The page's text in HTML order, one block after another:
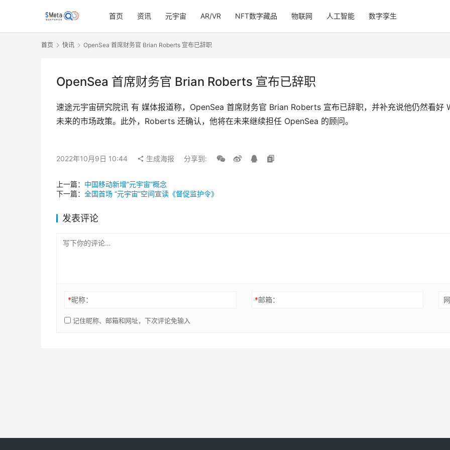
首页 资讯 元宇宙 AR/VR NFT数字藏品 物联网 人工智能 数字孪生
首页 快讯 OpenSea 首席财务官 Brian Roberts 宣布已辞职
OpenSea 首席财务官 Brian Roberts 宣布已辞职
速途元宇宙研究院讯 有 媒体报道称，OpenSea 首席财务官 Brian Roberts 宣布已辞职，并补充说他仍然看好
未来的市场政策。此外，Roberts 还确认，他将在未来继续担任 OpenSea 的顾问。
2022年10月9日 10:44 生成海报 分享到:
上一篇： 中国移动新增“元宇宙”概念
下一篇： 全国首场 “元宇宙”空间宣读《督促监护令》
发表评论
*昵称： *邮箱：
记住昵称、邮箱和网址，下次评论免输入